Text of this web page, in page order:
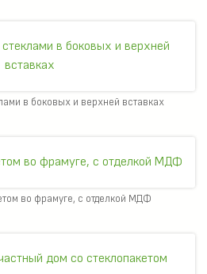
в боковых и верхней вставках
во фрамуге, с отделкой МДФ